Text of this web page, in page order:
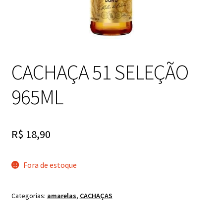
CACHAÇA 51 SELEÇÃO
965ML
R$ 18,90
Fora de estoque
Categorias: amarelas, CACHAÇAS